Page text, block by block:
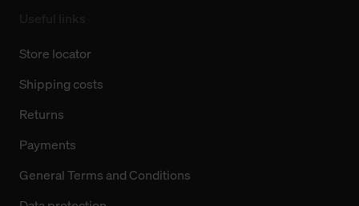
Store locator
Shipping costs
Returns
Payments
General Terms and Conditions